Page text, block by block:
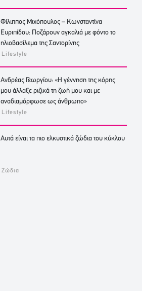
Φίλιππος Μιχόπουλος – Κωνσταντίνα
Ευριπίδου: Ποζάρουν αγκαλιά με φόντο το
ηλιοβασίλεμα της Σαντορίνης
Lifestyle
Ανδρέας Γεωργίου: «Η γέννηση της κόρης
μου άλλαξε ριζικά τη ζωή μου και με
αναδιαμόρφωσε ως άνθρωπο»
Lifestyle
Αυτά είναι τα πιο ελκυστικά ζώδια του κύκλου
Ζώδια